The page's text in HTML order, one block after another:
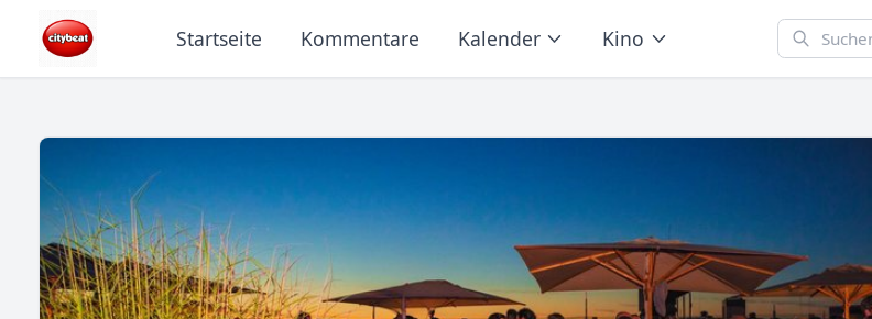
Startseite Kommentare Kalender Kino